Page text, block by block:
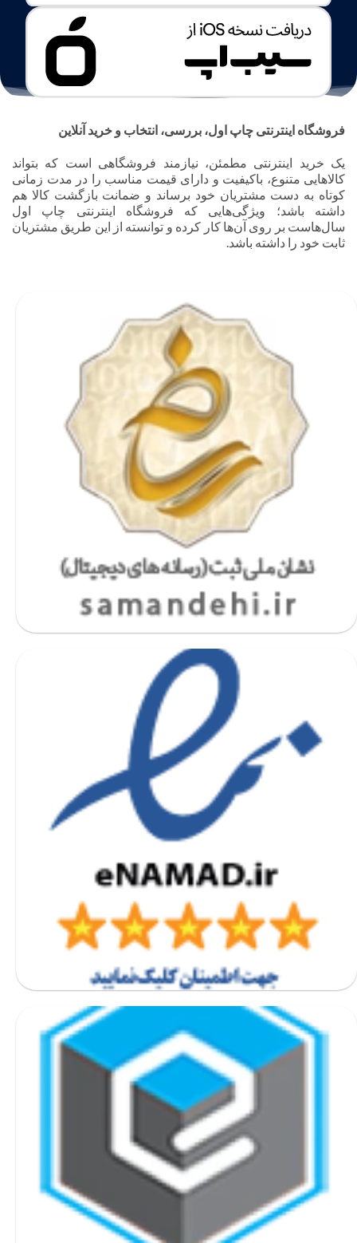
فروشگاه اینترنتی چاپ اول، بررسی، انتخاب و خرید آنلاین
یک خرید اینترنتی مطمئن، نیازمند فروشگاهی است که بتواند
کالاهایی متنوع، باکیفیت و دارای قیمت مناسب را در مدت زمانی
کوتاه به دست مشتریان خود برساند و ضمانت بازگشت کالا هم
داشته باشد؛ ویژگی‌هایی که فروشگاه اینترنتی چاپ اول
سال‌هاست بر روی آن‌ها کار کرده و توانسته از این طریق مشتریان
ثابت خود را داشته باشد.